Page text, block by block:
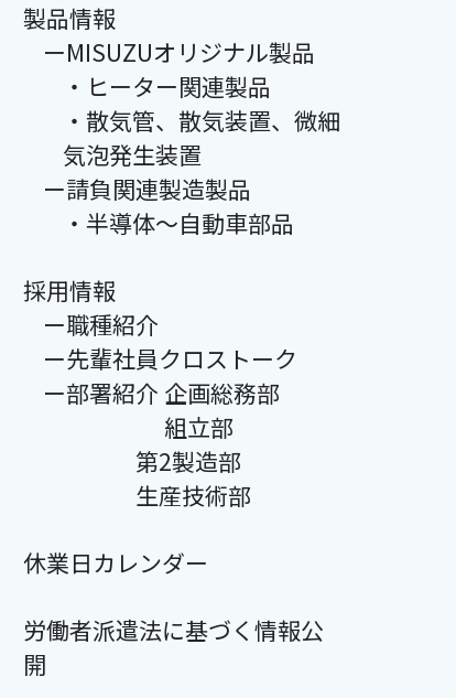
製品情報
ーMISUZUオリジナル製品
・ヒーター関連製品
・散気管、散気装置、微細
気泡発生装置
ー請負関連製造製品
・半導体～自動車部品
採用情報
ー職種紹介
ー先輩社員クロストーク
ー部署紹介 企画総務部
組立部
第2製造部
生産技術部
休業日カレンダー
労働者派遣法に基づく情報公
開